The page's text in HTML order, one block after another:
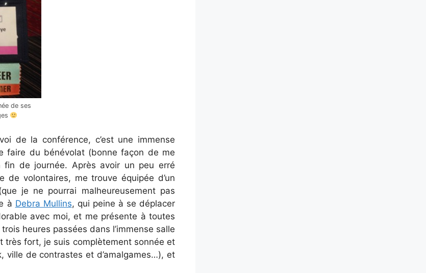
de ses
de la conférence, c’est une immense
faire du bénévolat (bonne façon de me
fin de journée. Après avoir un peu erré
volontaires, me trouve équipée d’un
je ne pourrai malheureusement pas
à Debra Mullins, qui peine à se déplacer
avec moi, et me présente à toutes
heures passées dans l’immense salle
fort, je suis complètement sonnée et
ville de contrastes et d’amalgames…), et